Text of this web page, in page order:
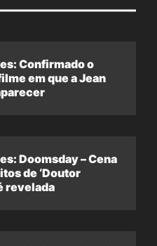
Confirmado o
em que a Jean
Doomsday – Cena
de ‘Doutor
revelada